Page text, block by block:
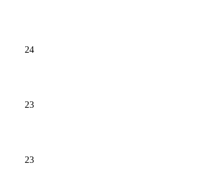
24
23
23